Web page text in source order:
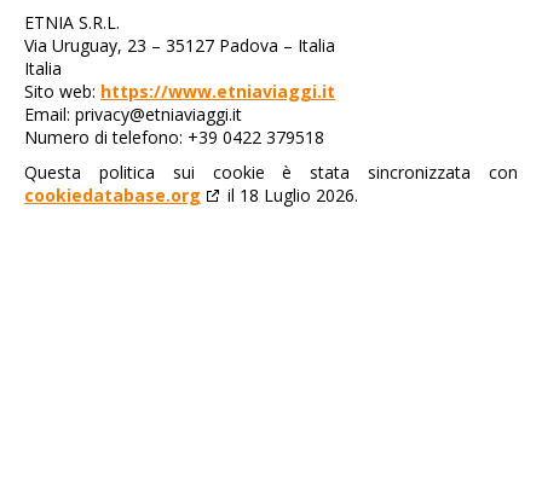
ETNIA S.R.L.
Via Uruguay, 23 – 35127 Padova – Italia
Italia
Sito web: https://www.etniaviaggi.it
Email: privacy@etniaviaggi.it
Numero di telefono: +39 0422 379518
Questa politica sui cookie è stata sincronizzata con
cookiedatabase.org
il 18 Luglio 2026.